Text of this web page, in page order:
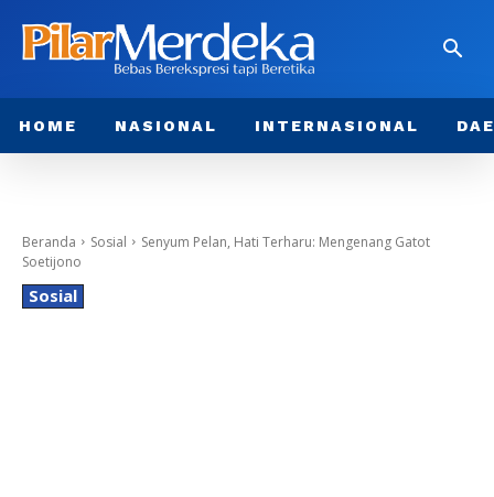
HOME NASIONAL INTERNASIONAL
Beranda Sosial
Senyum Pelan, Hati Terharu: Mengenang Gatot
Soetijono
Sosial